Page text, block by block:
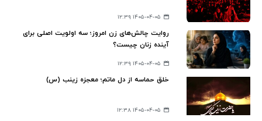
۱۴۰۵-۰۴-۰۵ ۱۲:۳۹
روایت چالش‌های زن امروز؛ سه اولویت اصلی برای
آینده زنان چیست؟
۱۴۰۵-۰۴-۰۵ ۱۲:۳۹
خلق حماسه‌ از دل ماتم؛ معجزه زینب (س)
۱۴۰۵-۰۴-۰۵ ۱۲:۳۸